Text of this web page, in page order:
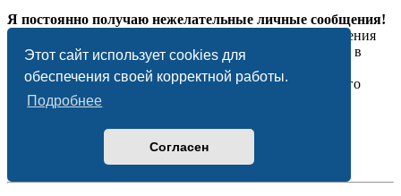
Этот сайт использует cookies для
обеспечения своей корректной работы.
Подробнее
Согласен
Я постоянно получаю нежелательные личные сообщения!
Вы можете автоматически удалять личные сообщения
пользователей, используя правила для сообщений в
вашем личном разделе. Если вы получаете
оскорбительные личные сообщения от конкретного
пользователя, отправьте жалобы на сообщения
отправку личных сообщений.
Вернуться к началу